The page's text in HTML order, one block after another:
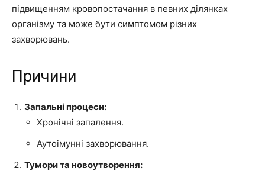
підвищенням кровопостачання в певних ділянках
організму та може бути симптомом різних
захворювань.
Причини
Запальні процеси:
Хронічні запалення.
Аутоімунні захворювання.
Тумори та новоутворення: